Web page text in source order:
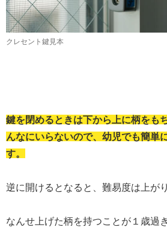
クレセント鍵見本
鍵を閉めるときは下から上に柄をも
んなにいらないので、幼児でも簡単
す。
逆に開けるとなると、難易度は上が
なんせ上げた柄を持つことが１歳過